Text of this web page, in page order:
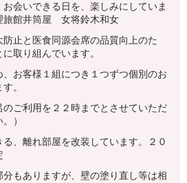
会いできる日を、楽しみにしていま
館井筒屋 女将鈴木和女
止と医食同源会席の品質向上のた
取り組んでいます。
、お客様１組につき１つずつ個別のお
。
のご利用を２２時までとさせていただ
）
、離れ部屋を改装しています。２０
もありますが、壁の塗り直し等は相